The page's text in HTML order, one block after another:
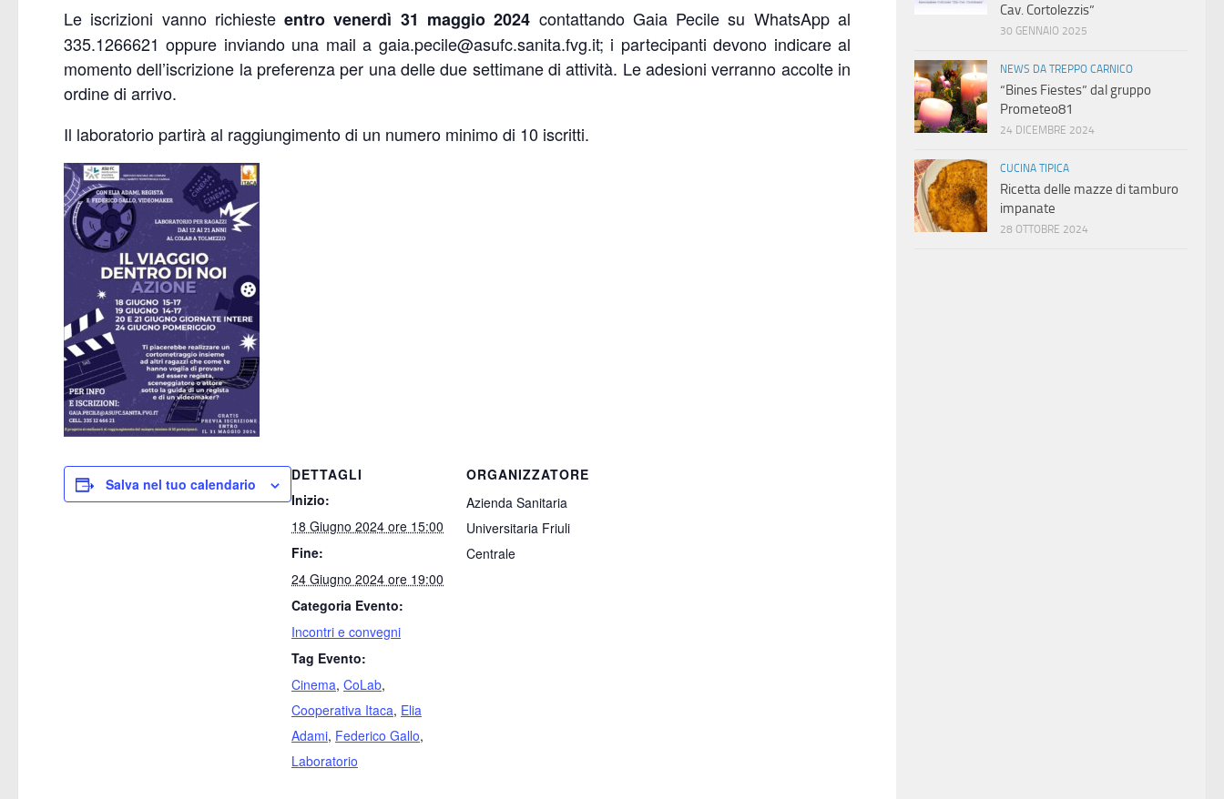
Le iscrizioni vanno richiesteentro venerdì 31 maggio 2024 contattando Gaia Pecile su WhatsApp al
335.1266621 oppure inviando una mail a gaia.pecile@asufc.sanita.fvg.it; i partecipanti devono indicare al
momento dell’iscrizione la preferenza per una delle due settimane di attività. Le adesioni verranno accolte in
ordine di arrivo.
Il laboratorio partirà al raggiungimento di un numero minimo di 10 iscritti.
Salva nel tuo calendario
DETTAGLI
Inizio:
18 Giugno 2024 ore 15:00
Fine:
24 Giugno 2024 ore 19:00
Categoria Evento:
Incontri e convegni
Tag Evento:
Cinema, CoLab,
Cooperativa Itaca, Elia
Adami, Federico Gallo,
Laboratorio
ORGANIZZATORE
Azienda Sanitaria
Universitaria Friuli
Centrale
Cav. Cortolezzis”
30 GENNAIO 2025
NEWS DA TREPPO CARNICO
“Bines Fiestes” dal gruppo
Prometeo81
24 DICEMBRE 2024
CUCINA TIPICA
Ricetta delle mazze di tamburo
impanate
28 OTTOBRE 2024